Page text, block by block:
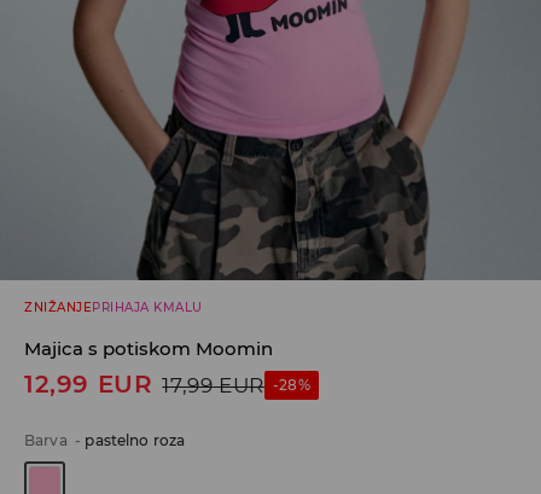
ZNIŽANJE PRIHAJA KMALU
Majica s potiskom Moomin
12,99 EUR 17,99 EUR -28%
Barva - pastelno roza